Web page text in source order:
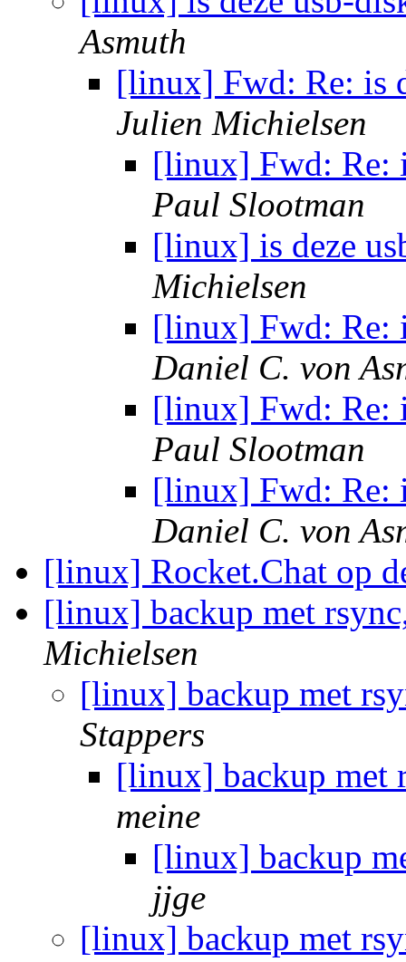
Asmuth
[linux] Fwd: Re: is
Julien Michielsen
[linux] Fwd: Re:
Paul Slootman
[linux] is deze
Michielsen
[linux] Fwd: Re:
Daniel C. von
[linux] Fwd: Re:
Paul Slootman
[linux] Fwd: Re:
Daniel C. von
[linux] Rocket.Chat op
[linux] backup met
Michielsen
[linux] backup met
Stappers
[linux] backup met
meine
[linux] backup
jjge
[linux] backup met